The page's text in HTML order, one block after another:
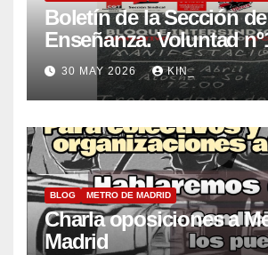
Boletín de la Sección de
Enseñanza. Voluntad
30 MAY 2026 KIN_
BLOG METRO DE MADRID
Charla oposiciones a
Madrid